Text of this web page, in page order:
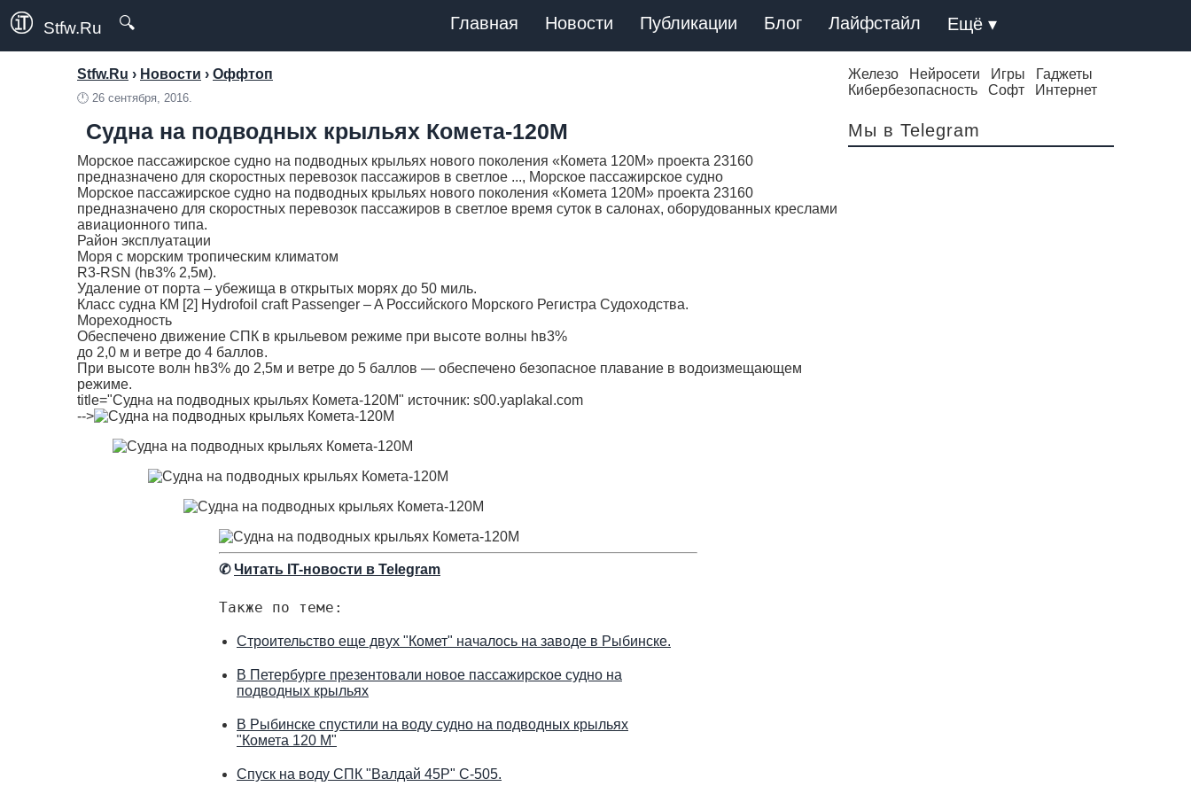
Stfw.Ru 🔍 Главная Новости Публикации Блог Лайфстайл Ещё ▾
Stfw.Ru › Новости › Оффтоп
🕛 26 сентября, 2016.
Судна на подводных крыльях Комета-120М
Морское пассажирское судно на подводных крыльях нового поколения «Комета 120М» проекта 23160
предназначено для скоростных перевозок пассажиров в светлое ..., Морское пассажирское судно
Морское пассажирское судно на подводных крыльях нового поколения «Комета 120М» проекта 23160
предназначено для скоростных перевозок пассажиров в светлое время суток в салонах, оборудованных креслами
авиационного типа.
Район эксплуатации
Моря с морским тропическим климатом
R3-RSN (hв3% 2,5м).
Удаление от порта – убежища в открытых морях до 50 миль.
Класс судна КМ [2] Hydrofoil craft Passenger – A Российского Морского Регистра Судоходства.
Мореходность
Обеспечено движение СПК в крыльевом режиме при высоте волны hв3%
до 2,0 м и ветре до 4 баллов.
При высоте волн hв3% до 2,5м и ветре до 5 баллов — обеспечено безопасное плавание в водоизмещающем
режиме.
title="Судна на подводных крыльях Комета-120М" источник: s00.yaplakal.com
-->
✆Читать IT-новости в Telegram
Также по теме:
Строительство еще двух "Комет" началось на заводе в Рыбинске.
В Петербурге презентовали новое пассажирское судно на
подводных крыльях
В Рыбинске спустили на воду судно на подводных крыльях
"Комета 120 М"
Спуск на воду СПК "Валдай 45Р" С-505.
Железо Нейросети Игры
Гаджеты
Кибербезопасность
Софт Интернет
Мы в Telegram